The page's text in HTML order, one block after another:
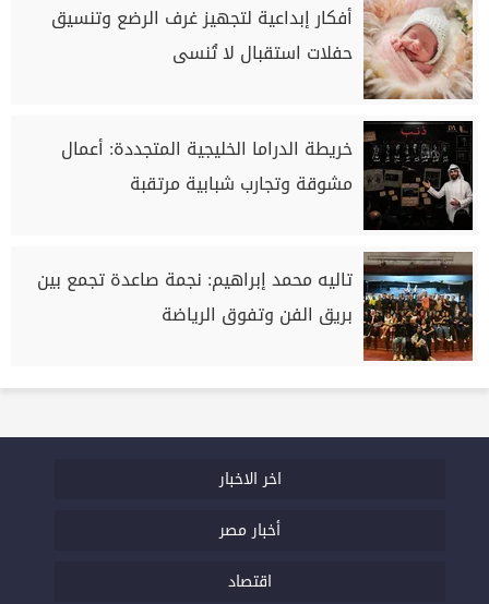
أفكار إبداعية لتجهيز غرف الرضع وتنسيق
حفلات استقبال لا تُنسى
خريطة الدراما الخليجية المتجددة: أعمال
مشوقة وتجارب شبابية مرتقبة
تاليه محمد إبراهيم: نجمة صاعدة تجمع بين
بريق الفن وتفوق الرياضة
اخر الاخبار
أخبار مصر
اقتصاد